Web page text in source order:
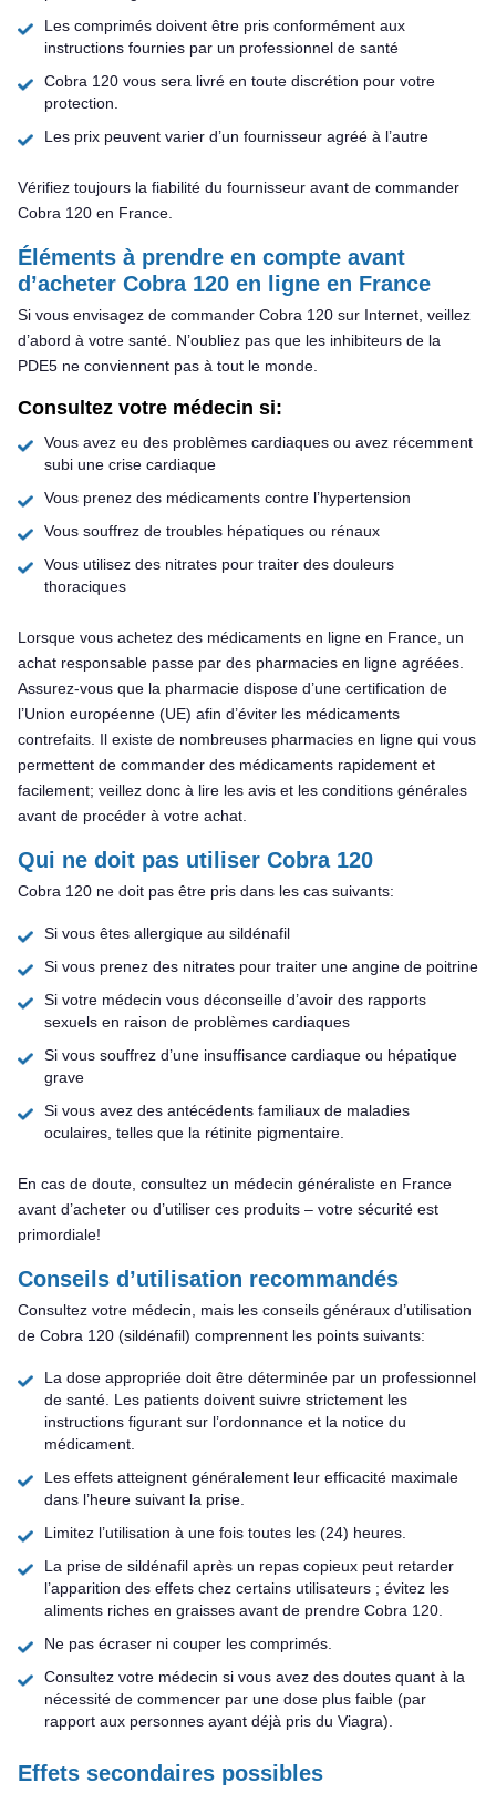
Les comprimés doivent être pris conformément aux
instructions fournies par un professionnel de santé
Cobra 120 vous sera livré en toute discrétion pour votre
protection.
Les prix peuvent varier d’un fournisseur agréé à l’autre
Vérifiez toujours la fiabilité du fournisseur avant de commander
Cobra 120 en France.
Éléments à prendre en compte avant
d’acheter Cobra 120 en ligne en France
Si vous envisagez de commander Cobra 120 sur Internet, veillez
d’abord à votre santé. N’oubliez pas que les inhibiteurs de la
PDE5 ne conviennent pas à tout le monde.
Consultez votre médecin si:
Vous avez eu des problèmes cardiaques ou avez récemment
subi une crise cardiaque
Vous prenez des médicaments contre l’hypertension
Vous souffrez de troubles hépatiques ou rénaux
Vous utilisez des nitrates pour traiter des douleurs
thoraciques
Lorsque vous achetez des médicaments en ligne en France, un
achat responsable passe par des pharmacies en ligne agréées.
Assurez-vous que la pharmacie dispose d’une certification de
l’Union européenne (UE) afin d’éviter les médicaments
contrefaits. Il existe de nombreuses pharmacies en ligne qui vous
permettent de commander des médicaments rapidement et
facilement; veillez donc à lire les avis et les conditions générales
avant de procéder à votre achat.
Qui ne doit pas utiliser Cobra 120
Cobra 120 ne doit pas être pris dans les cas suivants:
Si vous êtes allergique au sildénafil
Si vous prenez des nitrates pour traiter une angine de poitrine
Si votre médecin vous déconseille d’avoir des rapports
sexuels en raison de problèmes cardiaques
Si vous souffrez d’une insuffisance cardiaque ou hépatique
grave
Si vous avez des antécédents familiaux de maladies
oculaires, telles que la rétinite pigmentaire.
En cas de doute, consultez un médecin généraliste en France
avant d’acheter ou d’utiliser ces produits – votre sécurité est
primordiale!
Conseils d’utilisation recommandés
Consultez votre médecin, mais les conseils généraux d’utilisation
de Cobra 120 (sildénafil) comprennent les points suivants:
La dose appropriée doit être déterminée par un professionnel
de santé. Les patients doivent suivre strictement les
instructions figurant sur l’ordonnance et la notice du
médicament.
Les effets atteignent généralement leur efficacité maximale
dans l’heure suivant la prise.
Limitez l’utilisation à une fois toutes les (24) heures.
La prise de sildénafil après un repas copieux peut retarder
l’apparition des effets chez certains utilisateurs ; évitez les
aliments riches en graisses avant de prendre Cobra 120.
Ne pas écraser ni couper les comprimés.
Consultez votre médecin si vous avez des doutes quant à la
nécessité de commencer par une dose plus faible (par
rapport aux personnes ayant déjà pris du Viagra).
Effets secondaires possibles